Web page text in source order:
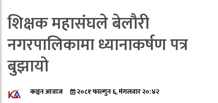
शिक्षक महासंघले बेलौरी
नगरपालिकामा ध्यानाकर्षण पत्र
बुझायो
कञ्चन आवाज २०८१ फाल्गुन ६, मंगलवार २०:४२